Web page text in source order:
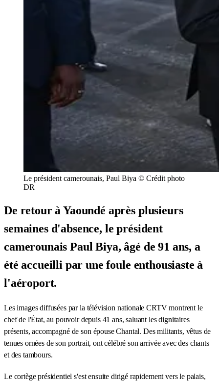
Le président camerounais, Paul Biya © Crédit photo
DR
De retour à Yaoundé après plusieurs
semaines d'absence, le président
camerounais Paul Biya, âgé de 91 ans, a
été accueilli par une foule enthousiaste à
l'aéroport.
Les images diffusées par la télévision nationale CRTV montrent le
chef de l'État, au pouvoir depuis 41 ans, saluant les dignitaires
présents, accompagné de son épouse Chantal. Des militants, vêtus de
tenues ornées de son portrait, ont célébré son arrivée avec des chants
et des tambours.
Le cortège présidentiel s'est ensuite dirigé rapidement vers le palais,